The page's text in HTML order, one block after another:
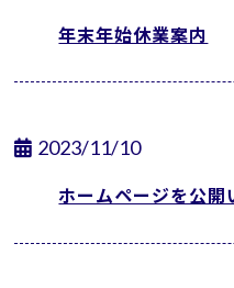
年末年始休業案内
2023/11/10
ホームページを公開